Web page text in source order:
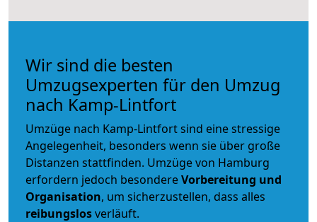
Wir sind die besten
Umzugsexperten für den Umzug
nach Kamp-Lintfort
Umzüge nach Kamp-Lintfort sind eine stressige
Angelegenheit, besonders wenn sie über große
Distanzen stattfinden. Umzüge von Hamburg
erfordern jedoch besondereVorbereitung und
Organisation, um sicherzustellen, dass alles
reibungslosverläuft.